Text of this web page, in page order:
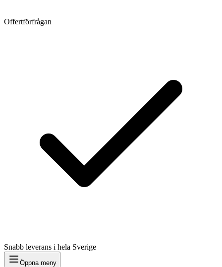
Offertförfrågan
Snabb leverans i hela Sverige
Öppna meny